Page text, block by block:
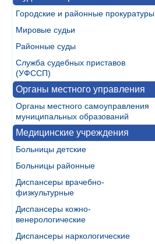
Городские и районные прокуратуры
Мировые судьи
Районные суды
Служба судебных приставов
(УФССП)
Органы местного управления
Органы местного самоуправления
муниципальных образований
Медицинские учреждения
Больницы детские
Больницы районные
Диспансеры врачебно-
физкультурные
Диспансеры кожно-
венерологические
Диспансеры наркологические